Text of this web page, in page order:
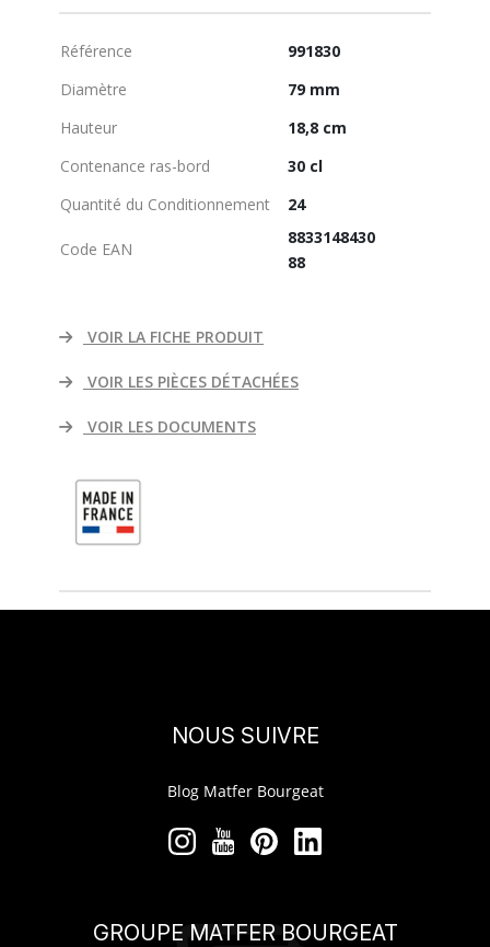
Référence
991830
Diamètre
79 mm
Hauteur
18,8 cm
Contenance ras-bord
30 cl
Quantité du Conditionnement
24
Code EAN
8833148430
88
VOIR LA FICHE PRODUIT
VOIR LES PIÈCES DÉTACHÉES
VOIR LES DOCUMENTS
NOUS SUIVRE
Blog Matfer Bourgeat
GROUPE MATFER BOURGEAT